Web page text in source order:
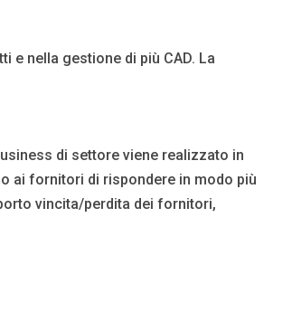
e nella gestione di più CAD. La
di settore viene realizzato in
ai fornitori di rispondere in modo più
vincita/perdita dei fornitori,